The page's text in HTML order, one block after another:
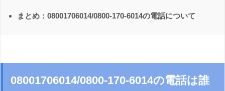
まとめ：08001706014/0800-170-6014の電話について
08001706014/0800-170-6014の電話は誰